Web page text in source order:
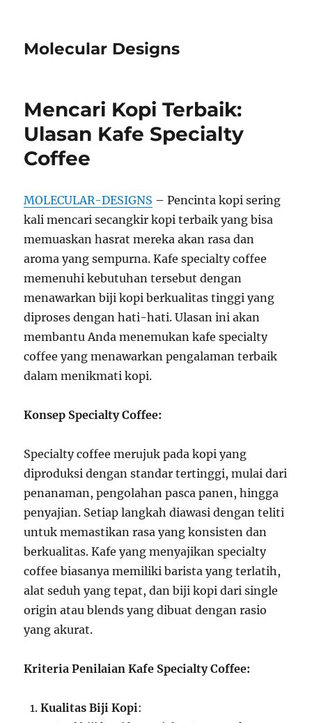
Molecular Designs
Mencari Kopi Terbaik:
Ulasan Kafe Specialty
Coffee
MOLECULAR-DESIGNS – Pencinta kopi sering
kali mencari secangkir kopi terbaik yang bisa
memuaskan hasrat mereka akan rasa dan
aroma yang sempurna. Kafe specialty coffee
memenuhi kebutuhan tersebut dengan
menawarkan biji kopi berkualitas tinggi yang
diproses dengan hati-hati. Ulasan ini akan
membantu Anda menemukan kafe specialty
coffee yang menawarkan pengalaman terbaik
dalam menikmati kopi.
Konsep Specialty Coffee:
Specialty coffee merujuk pada kopi yang
diproduksi dengan standar tertinggi, mulai dari
penanaman, pengolahan pasca panen, hingga
penyajian. Setiap langkah diawasi dengan teliti
untuk memastikan rasa yang konsisten dan
berkualitas. Kafe yang menyajikan specialty
coffee biasanya memiliki barista yang terlatih,
alat seduh yang tepat, dan biji kopi dari single
origin atau blends yang dibuat dengan rasio
yang akurat.
Kriteria Penilaian Kafe Specialty Coffee:
Kualitas Biji Kopi: